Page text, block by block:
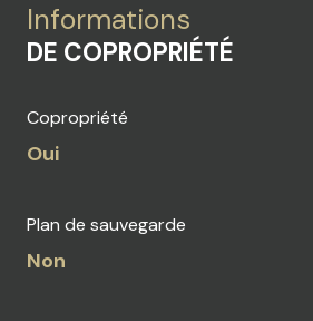
Informations
DE COPROPRIÉTÉ
Copropriété
Oui
Plan de sauvegarde
Non